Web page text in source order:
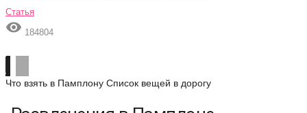
Статья
 184804
Что взять в Памплону Список вещей в дорогу